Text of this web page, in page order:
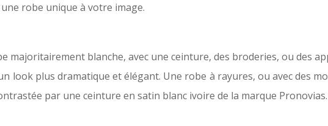
robe unique à votre image.
majoritairement blanche, avec une ceinture, des broderies, ou des
look plus dramatique et élégant. Une robe à rayures, ou avec des
par une ceinture en satin blanc ivoire de la marque Pronovias.